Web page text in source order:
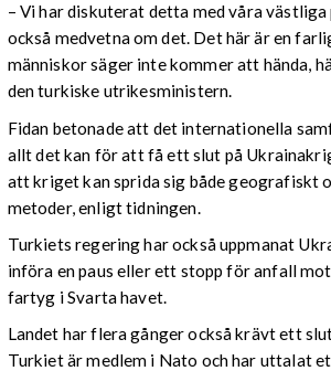
– Vi har diskuterat detta med våra västliga
också medvetna om det. Det här är en
människor säger inte kommer att hända,
den turkiske utrikesministern.
Fidan betonade att det internationella
allt det kan för att få ett slut på
att kriget kan sprida sig både geografiskt
metoder, enligt tidningen.
Turkiets regering har också uppmanat
införa en paus eller ett stopp för anfall
fartyg i Svarta havet.
Landet har flera gånger också krävt ett
Turkiet är medlem i Nato och har uttalat